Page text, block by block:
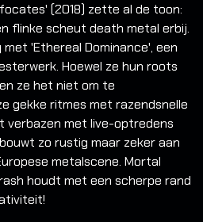
(2018) zette al de toon:
flinke scheut death metal erbij.
'Ethereal Dominance', een
Hoewel ze hun roots
ze het niet om te
gekke ritmes met razendsnelle
met live-optredens
zo rustig maar zeker aan
metalscene. Mortal
houdt met een scherpe rand